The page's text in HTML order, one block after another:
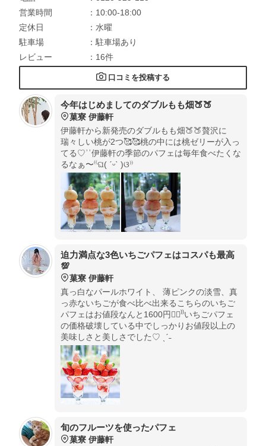
営業時間
：10:00-18:00
定休日
：水曜
駐車場
：駐車場あり
レビュー
：16件
口コミを投稿する
今年はじめましてのダブルもも畑🍑🍑
菓寮 伊藤軒
伊藤軒から新発売のダブルもも畑🍑🍑贅沢に
瑞々しい桃が2つ🥰🥰桃の中には桃ゼリーが入っ
てる♡︎ʾʾ伊藤軒の季節のパフェは毎年食べたくな
るなぁ〜⁽⁽ଘ( ˊᵕˋ )ଓ⁾⁾
迫力満点な3色いちごパフェはコスパも最高
💯
菓寮 伊藤軒
真っ白なパールホワイト、 薄ピンクの淡雪、真
っ赤ないちごが食べ比べ出来るこちらのいちご
パフェはお値段なんと1600円☝🏻️⁾⁾いちごパフェ
の価格破壊している中でしっかりお値段以上の
美味しさと美しさでした♡ ˎˊ˗
旬のフルーツを使ったパフェ
菓寮 伊藤軒